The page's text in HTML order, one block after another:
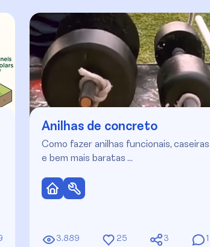
Anilhas de concreto
Como fazer anilhas funcionais, caseiras
e bem mais baratas …
3.889 25 3 1